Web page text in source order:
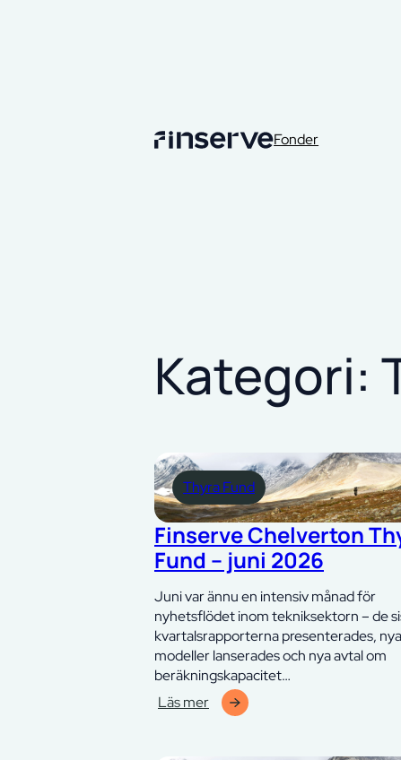
Fonder
Kategori:
Thyra Fund
Finserve Chelverton
Fund – juni 2026
Juni var ännu en intensiv månad för
nyhetsflödet inom tekniksektorn – de
kvartalsrapporterna presenterades, nya
modeller lanserades och nya avtal om
beräkningskapacitet…
Läs mer